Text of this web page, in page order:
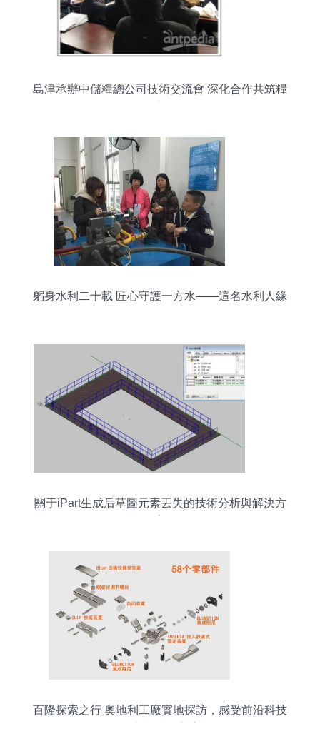
島津承辦中儲糧總公司技術交流會 深化合作共筑糧
躬身水利二十載 匠心守護一方水——這名水利人緣
關于iPart生成后草圖元素丟失的技術分析與解決方
百隆探索之行 奧地利工廠實地探訪，感受前沿科技